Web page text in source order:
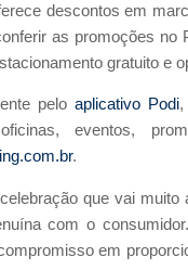
descontos em
as promoções no
gratuito e
peloaplicativo Podi,
eventos,
.
que vai
com o
em